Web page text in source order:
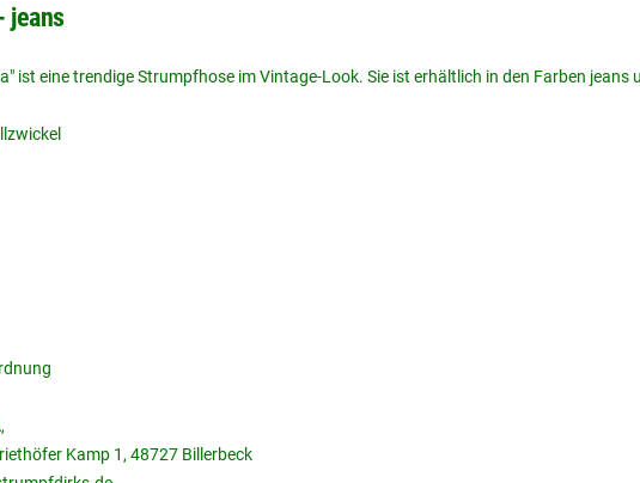
jeans
ist eine trendige Strumpfhose im Vintage-Look. Sie ist erhältlich in den Farben jeans
Kamp 1, 48727 Billerbeck